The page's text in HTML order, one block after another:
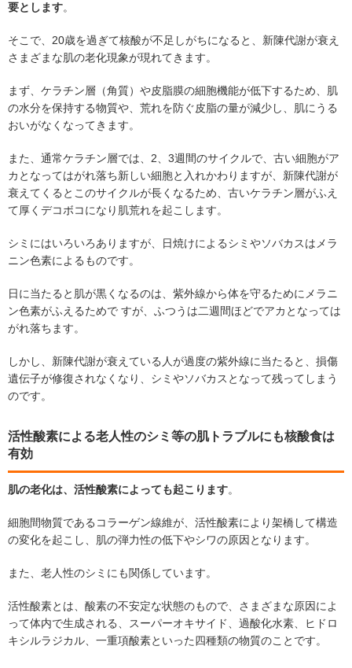
要とします。
そこで、20歳を過ぎて核酸が不足しがちになると、新陳代謝が衰え
さまざまな肌の老化現象が現れてきます。
まず、ケラチン層（角質）や皮脂膜の細胞機能が低下するため、肌
の水分を保持する物質や、荒れを防ぐ皮脂の量が減少し、肌にうる
おいがなくなってきます。
また、通常ケラチン層では、2、3週間のサイクルで、古い細胞がア
カとなってはがれ落ち新しい細胞と入れかわりますが、新陳代謝が
衰えてくるとこのサイクルが長くなるため、古いケラチン層がふえ
て厚くデコボコになり肌荒れを起こします。
シミにはいろいろありますが、日焼けによるシミやソバカスはメラ
ニン色素によるものです。
日に当たると肌が黒くなるのは、紫外線から体を守るためにメラニ
ン色素がふえるためで すが、ふつうは二週間ほどでアカとなっては
がれ落ちます。
しかし、新陳代謝が衰えている人が過度の紫外線に当たると、損傷
遺伝子が修復されなくなり、シミやソバカスとなって残ってしまう
のです。
活性酸素による老人性のシミ等の肌トラブルにも核酸食は
有効
肌の老化は、活性酸素によっても起こります。
細胞間物質であるコラーゲン線維が、活性酸素により架橋して構造
の変化を起こし、肌の弾力性の低下やシワの原因となります。
また、老人性のシミにも関係しています。
活性酸素とは、酸素の不安定な状態のもので、さまざまな原因によ
って体内で生成される、スーパーオキサイド、過酸化水素、ヒドロ
キシルラジカル、一重項酸素といった四種類の物質のことです。